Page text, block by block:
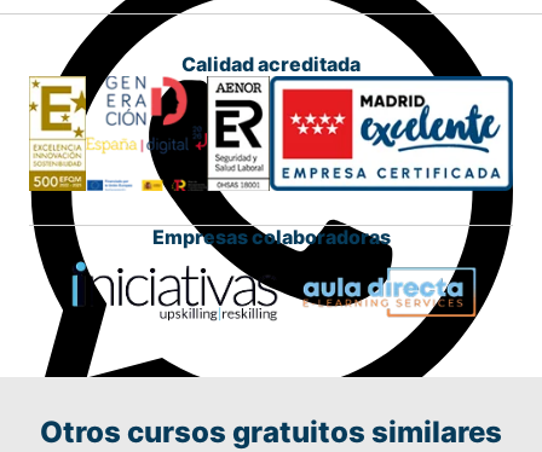
Calidad acreditada
Empresas colaboradoras
Otros cursos gratuitos similares